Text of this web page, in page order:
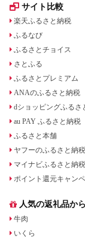
サイト比較
楽天ふるさと納税
ふるなび
ふるさとチョイス
さとふる
ふるさとプレミアム
ANAのふるさと納税
dショッピングふるさ
au PAY ふるさと納税
ふるさと本舗
ヤフーのふるさと納税
マイナビふるさと納税
ポイント還元キャン
人気の返礼品か
牛肉
いくら